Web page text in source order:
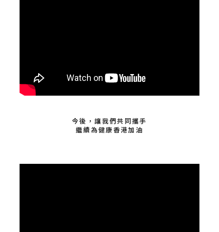
今後，讓我們共同攜手
繼續為健康香港加油